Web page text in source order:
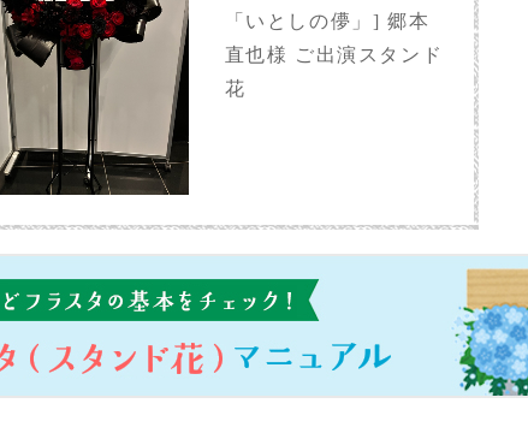
「いとしの儚」] 郷本
直也様 ご出演スタンド
花